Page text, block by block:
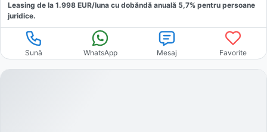
Leasing de la 1.998 EUR/luna cu dobăndă anuală 5,7% pentru persoane
juridice.
Sună WhatsApp Mesaj Favorite